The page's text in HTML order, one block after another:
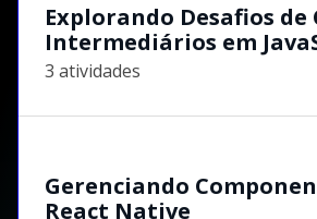
Explorando Desafios de
Intermediários em
3 atividades
Gerenciando
React Native